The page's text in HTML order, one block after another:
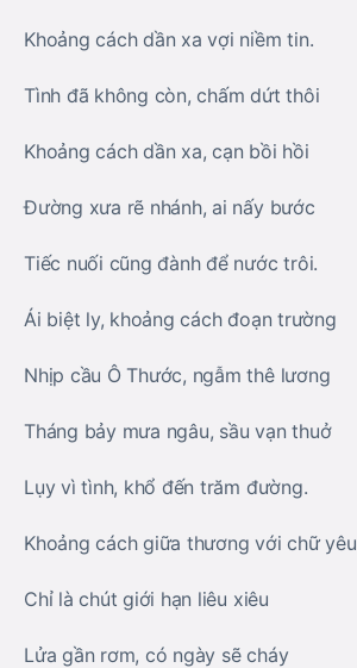
Khoảng cách dần xa vợi niềm tin.
Tình đã không còn, chấm dứt thôi
Khoảng cách dần xa, cạn bồi hồi
Đường xưa rẽ nhánh, ai nấy bước
Tiếc nuối cũng đành để nước trôi.
Ái biệt ly, khoảng cách đoạn trường
Nhịp cầu Ô Thước, ngẫm thê lương
Tháng bảy mưa ngâu, sầu vạn thuở
Lụy vì tình, khổ đến trăm đường.
Khoảng cách giữa thương với chữ yêu
Chỉ là chút giới hạn liêu xiêu
Lửa gần rơm, có ngày sẽ cháy